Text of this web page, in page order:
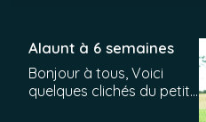
Alaunt à 6 semaines
Bonjour à tous, Voici
quelques clichés du petit